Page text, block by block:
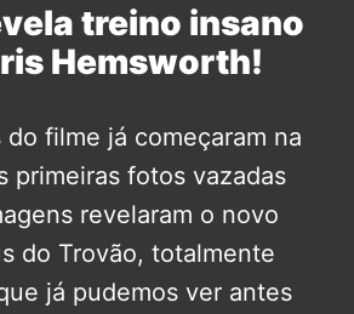
treino insano
Hemsworth!
do filme já começaram na
primeiras fotos vazadas
revelaram o novo
do Trovão, totalmente
já pudemos ver antes